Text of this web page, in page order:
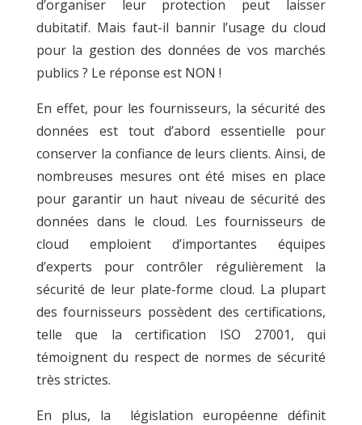
d’organiser leur protection peut laisser
dubitatif. Mais faut-il bannir l’usage du cloud
pour la gestion des données de vos marchés
publics ? Le réponse est NON !
En effet, pour les fournisseurs, la sécurité des
données est tout d’abord essentielle pour
conserver la confiance de leurs clients. Ainsi, de
nombreuses mesures ont été mises en place
pour garantir un haut niveau de sécurité des
données dans le cloud. Les fournisseurs de
cloud emploient d’importantes équipes
d’experts pour contrôler régulièrement la
sécurité de leur plate-forme cloud. La plupart
des fournisseurs possèdent des certifications,
telle que la certification ISO 27001, qui
témoignent du respect de normes de sécurité
très strictes.
En plus, la législation européenne définit